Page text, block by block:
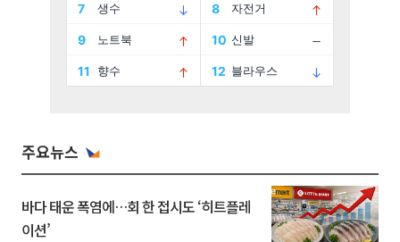
주요뉴스
바다 태운 폭염에…회 한 접시도 ‘히트플레
이션’